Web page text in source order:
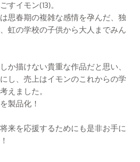
イモン(13)。
思春期の複雑な感情を孕んだ、独
虹の学校の子供から大人までみん
か描けない貴重な作品だと思い、
し、売上はイモンのこれからの学
えました。
製品化！
来を応援するためにも是非お手に